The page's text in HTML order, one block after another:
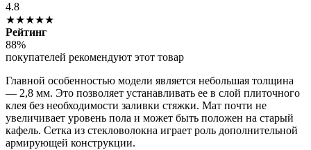
4.8
★★★★★
Рейтинг
88%
покупателей рекомендуют этот товар
Главной особенностью модели является небольшая толщина
— 2,8 мм. Это позволяет устанавливать ее в слой плиточного
клея без необходимости заливки стяжки. Мат почти не
увеличивает уровень пола и может быть положен на старый
кафель. Сетка из стекловолокна играет роль дополнительной
армирующей конструкции.